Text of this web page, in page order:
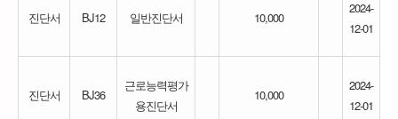
진단서 BJ12 일반진단서 10,000
2024-
12-01
진단서 BJ36
근로능력평가
용진단서
10,000
2024-
12-01